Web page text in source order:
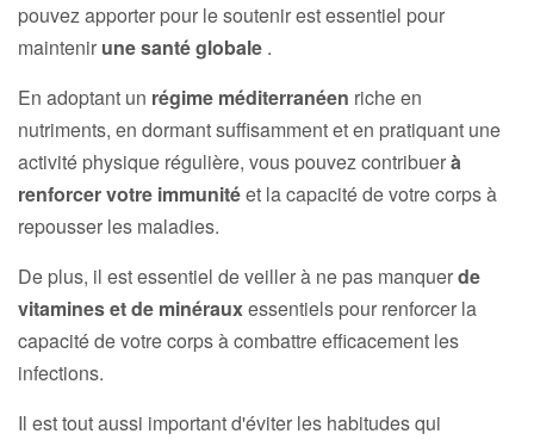
pouvez apporter pour le soutenir est essentiel pour
maintenir une santé globale .
En adoptant un régime méditerranéen riche en
nutriments, en dormant suffisamment et en pratiquant une
activité physique régulière, vous pouvez contribuerà
renforcer votre immunitéet la capacité de votre corps à
repousser les maladies.
De plus, il est essentiel de veiller à ne pas manquerde
vitamines et de minérauxessentiels pour renforcer la
capacité de votre corps à combattre efficacement les
infections.
Il est tout aussi important d'éviter les habitudes qui